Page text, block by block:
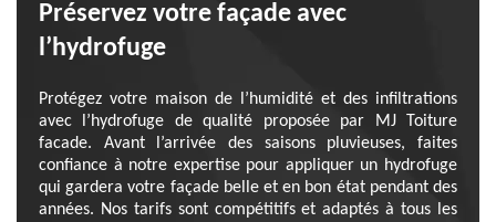
Préservez votre façade avec
l’hydrofuge
Protégez votre maison de l’humidité et des infiltrations
avec l’hydrofuge de qualité proposée par MJ Toiture
facade. Avant l’arrivée des saisons pluvieuses, faites
confiance à notre expertise pour appliquer un hydrofuge
qui gardera votre façade belle et en bon état pendant des
années. Nos tarifs sont compétitifs et adaptés à tous les